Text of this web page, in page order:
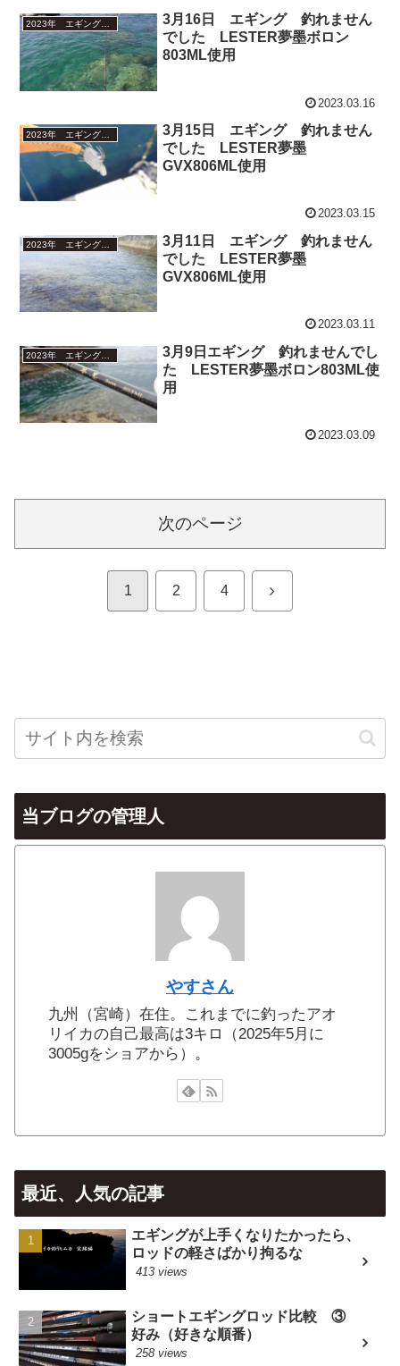
2023年 エギング釣行
3月16日 エギング 釣れません
でした LESTER夢墨ボロン
803ML使用
2023.03.16
2023年 エギング釣行
3月15日 エギング 釣れません
でした LESTER夢墨
GVX806ML使用
2023.03.15
2023年 エギング釣行
3月11日 エギング 釣れません
でした LESTER夢墨
GVX806ML使用
2023.03.11
2023年 エギング釣行
3月9日エギング 釣れませんでし
た LESTER夢墨ボロン803ML使
用
2023.03.09
次のページ
1 2 4 次
当ブログの管理人
やすさん
九州（宮崎）在住。これまでに釣ったアオ
リイカの自己最高は3キロ（2025年5月に
3005gをショアから）。
最近、人気の記事
エギングが上手くなりたかったら、
ロッドの軽さばかり拘るな
413 views
ショートエギングロッド比較 ③
好み（好きな順番）
258 views